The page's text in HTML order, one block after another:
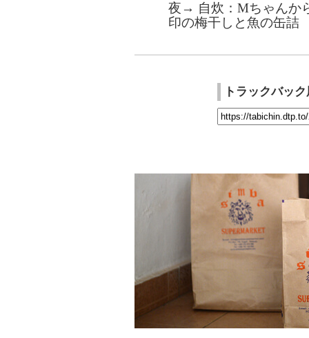
夜→ 自炊：Mちゃんか
印の梅干しと魚の缶詰
トラックバッ